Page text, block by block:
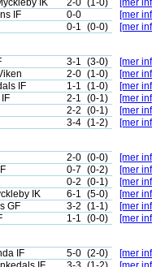
IK 2-0 (1-0)
[mer
IF 0-0
[mer
0-1 (0-0) [mer
3-1 (3-0)
[mer
2-0 (1-0)
[mer
IF 1-1 (1-0)
[mer
2-1 (0-1)
[mer
2-2 (0-1)
[mer
3-4 (1-2) [mer
2-0 (0-0)
[mer
0-7 (0-2)
[mer
0-2 (0-1)
[mer
IK 6-1 (5-0)
[mer
GF 3-2 (1-1)
[mer
1-1 (0-0) [mer
IF 5-0 (2-0)
[mer